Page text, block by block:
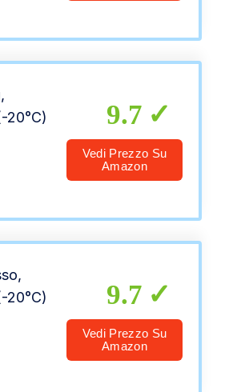
20°C)
9.7
Vedi Prezzo Su
Amazon
20°C)
9.7
Vedi Prezzo Su
Amazon